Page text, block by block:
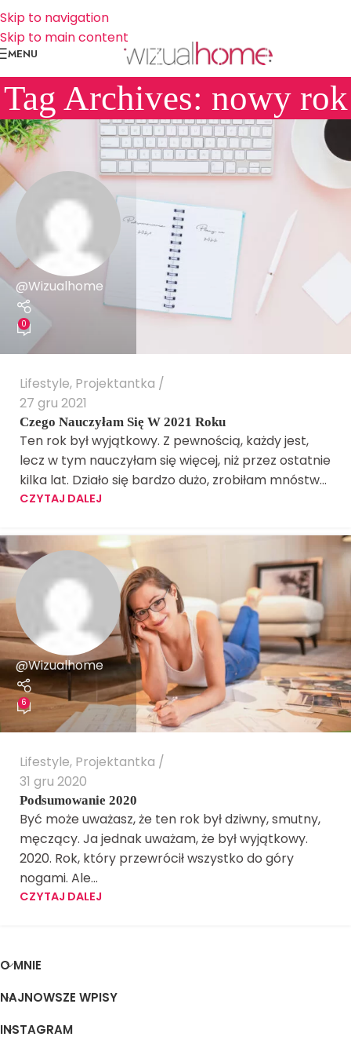
Skip to navigation
Skip to main content
MENU
Tag Archives: nowy rok
@Wizualhome
0
Lifestyle, Projektantka
27 gru 2021
Czego Nauczyłam Się W 2021 Roku
Ten rok był wyjątkowy. Z pewnością, każdy jest,
lecz w tym nauczyłam się więcej, niż przez ostatnie
kilka lat. Działo się bardzo dużo, zrobiłam mnóstw...
CZYTAJ DALEJ
@Wizualhome
6
Lifestyle, Projektantka
31 gru 2020
Podsumowanie 2020
Być może uważasz, że ten rok był dziwny, smutny,
męczący. Ja jednak uważam, że był wyjątkowy.
2020. Rok, który przewrócił wszystko do góry
nogami. Ale...
CZYTAJ DALEJ
O MNIE
NAJNOWSZE WPISY
INSTAGRAM